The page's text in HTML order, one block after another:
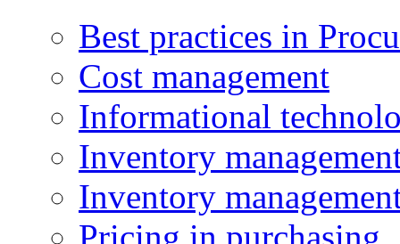
Best practices in
Cost management
Informational
Inventory
Inventory